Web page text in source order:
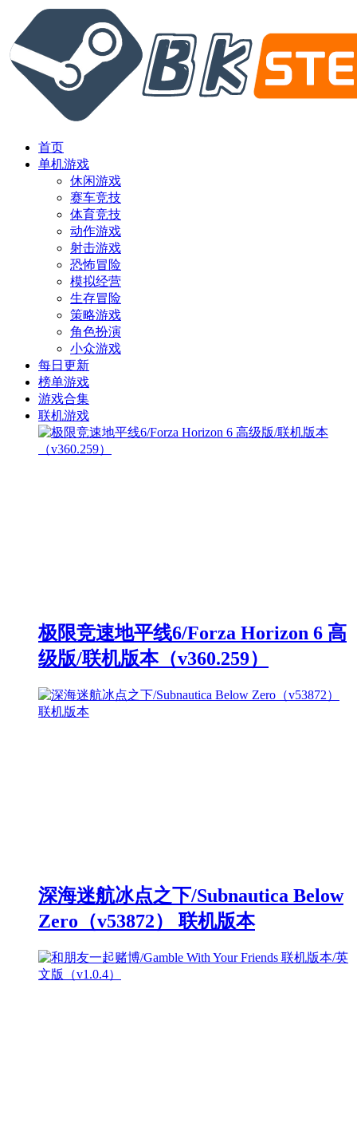
首页
单机游戏
休闲游戏
赛车竞技
体育竞技
动作游戏
射击游戏
恐怖冒险
模拟经营
生存冒险
策略游戏
角色扮演
小众游戏
每日更新
榜单游戏
游戏合集
联机游戏
极限竞速地平线6/Forza Horizon 6 高
级版/联机版本（v360.259）
深海迷航冰点之下/Subnautica Below
Zero（v53872） 联机版本